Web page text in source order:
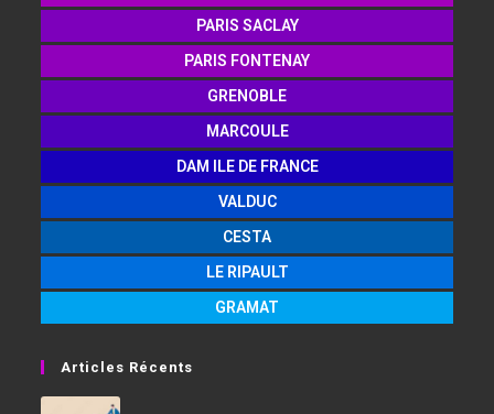
PARIS SACLAY
PARIS FONTENAY
GRENOBLE
MARCOULE
DAM ILE DE FRANCE
VALDUC
CESTA
LE RIPAULT
GRAMAT
Articles Récents